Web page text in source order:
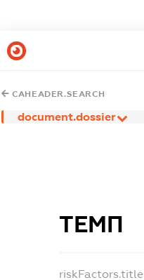
CAHEADER.SEARCH
document.dossier
ТЕМП
riskFactors.title